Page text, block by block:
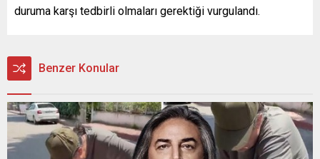
duruma karşı tedbirli olmaları gerektiği vurgulandı.
Benzer Konular